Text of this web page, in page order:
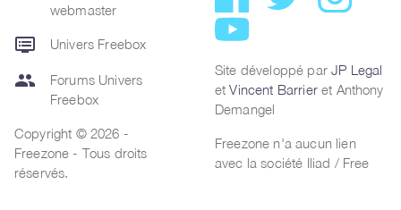
webmaster
dvr Univers Freebox
group
Forums Univers
Freebox
Copyright © 2026 -
Freezone - Tous droits
réservés.
Site développé parJP Legal
etVincent Barrieret Anthony
Demangel
Freezone n'a aucun lien
avec la société Iliad / Free